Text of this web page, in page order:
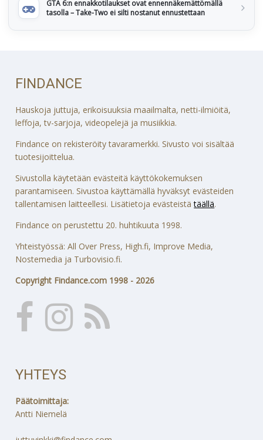
GTA 6:n ennakkotilaukset ovat ennennäkemättömällä
tasolla – Take-Two ei silti nostanut ennustettaan
FINDANCE
Hauskoja juttuja, erikoisuuksia maailmalta, netti-ilmiöitä,
leffoja, tv-sarjoja, videopelejä ja musiikkia.
Findance on rekisteröity tavaramerkki. Sivusto voi sisältää
tuotesijoittelua.
Sivustolla käytetään evästeitä käyttökokemuksen
parantamiseen. Sivustoa käyttämällä hyväksyt evästeiden
tallentamisen laitteellesi. Lisätietoja evästeistätäällä.
Findance on perustettu 20. huhtikuuta 1998.
Yhteistyössä: All Over Press, High.fi, Improve Media,
Nostemedia ja Turbovisio.fi.
Copyright Findance.com 1998 - 2026
YHTEYS
Päätoimittaja:
Antti Niemelä